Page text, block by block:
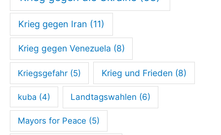
Krieg gegen Iran (11)
Krieg gegen Venezuela (8)
Kriegsgefahr (5) Krieg und Frieden (8)
kuba (4) Landtagswahlen (6)
Mayors for Peace (5)